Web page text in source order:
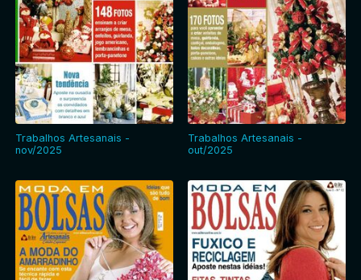
Notícias
Entrar
Trabalhos Artesanais -
nov/2025
Trabalhos Artesanais -
out/2025